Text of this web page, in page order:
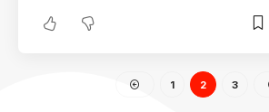
1 2 3